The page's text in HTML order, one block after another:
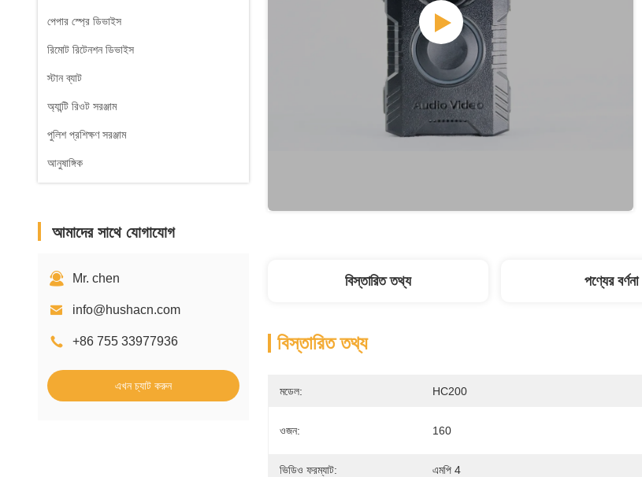
পেপার স্প্রে ডিভাইস
রিমোট রিটেনশন ডিভাইস
স্টান ব্যাট
অ্যান্টি রিওট সরঞ্জাম
পুলিশ প্রশিক্ষণ সরঞ্জাম
আনুষাঙ্গিক
আমাদের সাথে যোগাযোগ
Mr. chen
info@hushacn.com
+86 755 33977936
এখন চ্যাট করুন
বিস্তারিত তথ্য পণ্যের বর্ণনা
বিস্তারিত তথ্য
মডেল: HC200
ওজন: 160
ভিডিও ফরম্যাট: এমপি 4